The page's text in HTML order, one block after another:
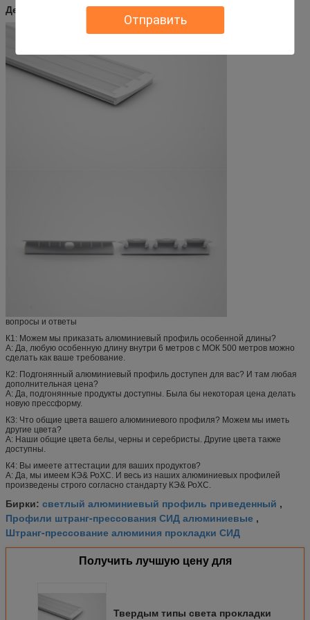
Отправить
Детальные фото
вопросы и ответы
К1: Можем мы приказать алюминиевый профиль особенной длины?
А: Да, любую особенную длину внутри 6 метров с МОК 500 метров можно
сделать как ваше требование.
К2: Подгонянный алюминиевый профиль доступен для вас? И там любая
дополнительная цена?
А: Да, подгонянные продукты доступны. Была бы некоторая цена делать
новую прессформу.
К3: Что общие цвета вашего алюминиевого профиля? Можем мы иметь
другие цвета?
А: Наши общие цвета белы, черны и серебристы. Другие цвета также
доступны.
К4: Вы имеете аттестации для ваших продуктов?
А: Да, мы имеем КЭ& РоХС. И весь из наших алюминиевых профилей
произведены строго согласно стандарту КЭ& РоХС.
Бирки: светлый алюминиевый профиль приведенный ,
Профили штранг-прессования СИД алюминиевые ,
Штранг-прессование алюминия прокладки СИД
Получить лучшую цену для
Твердым типы света прокладки